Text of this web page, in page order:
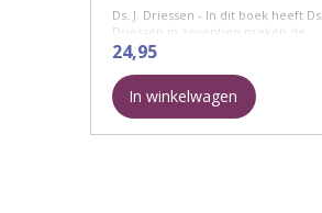
Ds. J. Driessen - In dit boek heeft Ds.
Driessen in zeventien preken de
Dordtse Leerregels uitgelegd. De
preken geven er een heldere
verklaring van. Het ...
24,95
In winkelwagen